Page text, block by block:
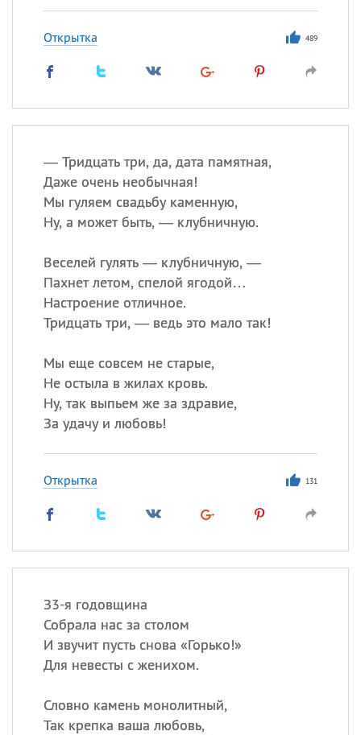
Открытка 489
— Тридцать три, да, дата памятная,
Даже очень необычная!
Мы гуляем свадьбу каменную,
Ну, а может быть, — клубничную.
Веселей гулять — клубничную, —
Пахнет летом, спелой ягодой…
Настроение отличное.
Тридцать три, — ведь это мало так!
Мы еще совсем не старые,
Не остыла в жилах кровь.
Ну, так выпьем же за здравие,
За удачу и любовь!
Открытка 131
З3-я годовщина
Собрала нас за столом
И звучит пусть снова «Горько!»
Для невесты с женихом.
Словно камень монолитный,
Так крепка ваша любовь,